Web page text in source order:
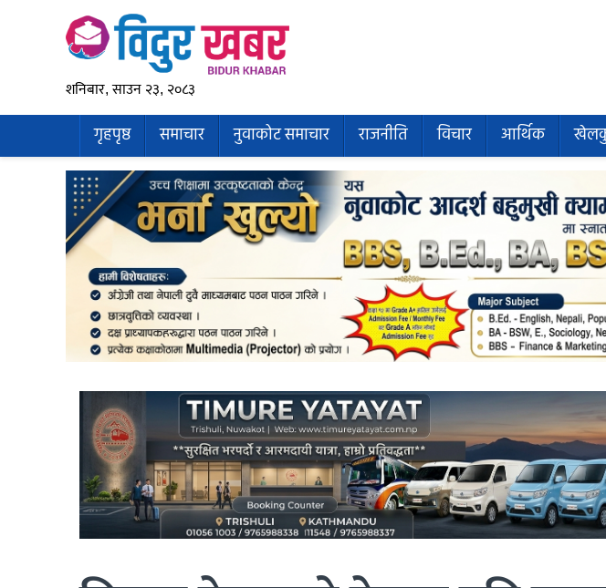
शनिबार, साउन २३, २०८३
गृहपृष्ठ समाचार नुवाकोट समाचार राजनीति विचार आर्थिक